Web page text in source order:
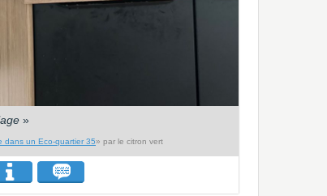
»
dans un Eco-quartier 35» par le citron vert